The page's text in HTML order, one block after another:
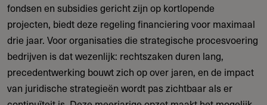
fondsen en subsidies gericht zijn op kortlopende
projecten, biedt deze regeling financiering voor maximaal
drie jaar. Voor organisaties die strategische procesvoering
bedrijven is dat wezenlijk: rechtszaken duren lang,
precedentwerking bouwt zich op over jaren, en de impact
van juridische strategieën wordt pas zichtbaar als er